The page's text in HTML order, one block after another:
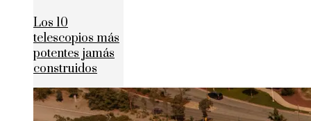
Los 10
telescopios más
potentes jamás
construidos